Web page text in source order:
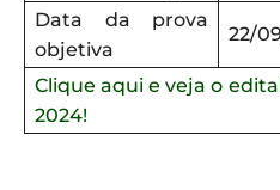
Data da prova
objetiva
22/
Clique aqui e veja o
2024!